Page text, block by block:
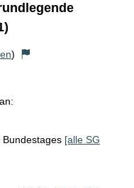
)
[alle SG